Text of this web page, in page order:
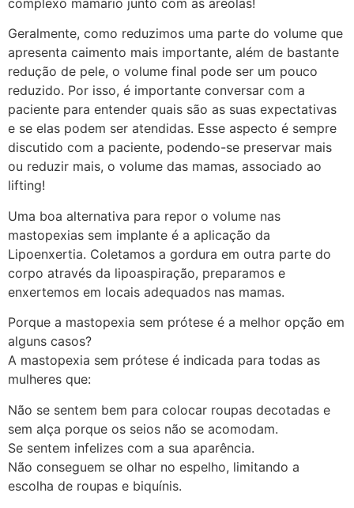
Geralmente, como reduzimos uma parte do volume que
apresenta caimento mais importante, além de bastante
redução de pele, o volume final pode ser um pouco
reduzido. Por isso, é importante conversar com a
paciente para entender quais são as suas expectativas
e se elas podem ser atendidas. Esse aspecto é sempre
discutido com a paciente, podendo-se preservar mais
ou reduzir mais, o volume das mamas, associado ao
lifting!
Uma boa alternativa para repor o volume nas
mastopexias sem implante é a aplicação da
Lipoenxertia. Coletamos a gordura em outra parte do
corpo através da lipoaspiração, preparamos e
enxertemos em locais adequados nas mamas.
Porque a mastopexia sem prótese é a melhor opção em
alguns casos?
A mastopexia sem prótese é indicada para todas as
mulheres que:
Não se sentem bem para colocar roupas decotadas e
sem alça porque os seios não se acomodam.
Se sentem infelizes com a sua aparência.
Não conseguem se olhar no espelho, limitando a
escolha de roupas e biquínis.